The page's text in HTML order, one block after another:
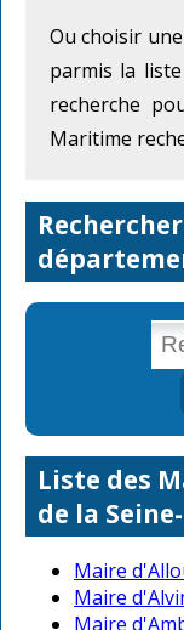
Ou choisir une
parmis la
recherche
Maritime
Liste des
de la
Maire
Maire
Maire